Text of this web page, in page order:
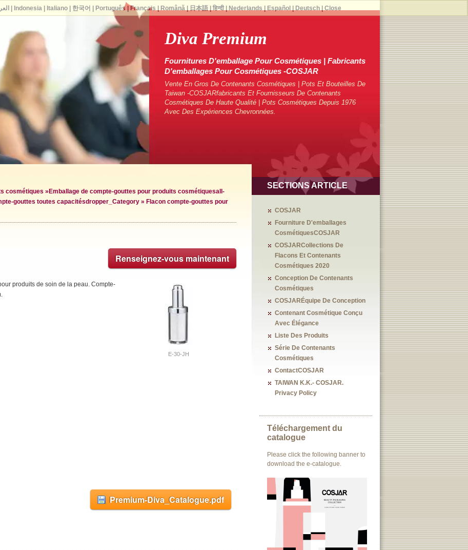
Diva Premium
Fournitures D'emballage Pour Cosmétiques | Fabricants
D'emballages Pour Cosmétiques -COSJAR
Vente En Gros De Contenants Cosmétiques | Pots Et Bouteilles De
Taiwan -COSJARfabricants Et Fournisseurs De Contenants
Cosmétiques De Haute Qualité | Pots Cosmétiques Depuis 1976
Avec Des Expériences Chevronnées.
cosmétiques » Emballage de compte-gouttes pour produits cosmétiquesall-
gouttes toutes capacitésdropper_Category » Flacon compte-gouttes pour
Renseignez-vous maintenant
E-30-JH
produits de soin de la peau. Compte-
Premium-Diva_Catalogue.pdf
SECTIONS ARTICLE
COSJAR
Fourniture D'emballages
CosmétiquesCOSJAR
COSJARCollections De
Flacons Et Contenants
Cosmétiques 2020
Conception De Contenants
Cosmétiques
COSJARÉquipe De Conception
Contenant Cosmétique Conçu
Avec Élégance
Liste Des Produits
Série De Contenants
Cosmétiques
ContactCOSJAR
TAIWAN K.K.- COSJAR.
Privacy Policy
Téléchargement du
catalogue
Please click the following banner to
download the e-catalogue.
Indonesia| Italiano| 한국어 Português Français Română| 日本語| हिन्दी| Nederlands Español Deutsch| Close